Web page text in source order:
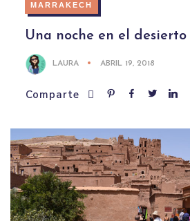
MARRAKECH
Una noche en el desierto
LAURA ABRIL 19, 2018
Comparte